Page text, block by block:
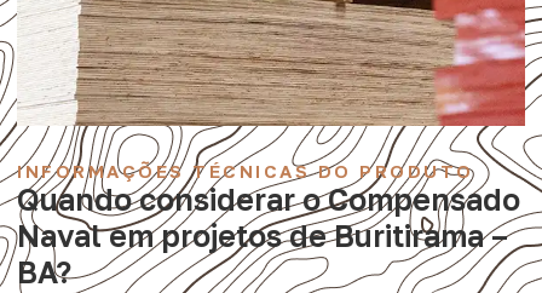
INFORMAÇÕES TÉCNICAS DO PRODUTO
Quando considerar o Compensado
Naval em projetos de Buritirama –
BA?